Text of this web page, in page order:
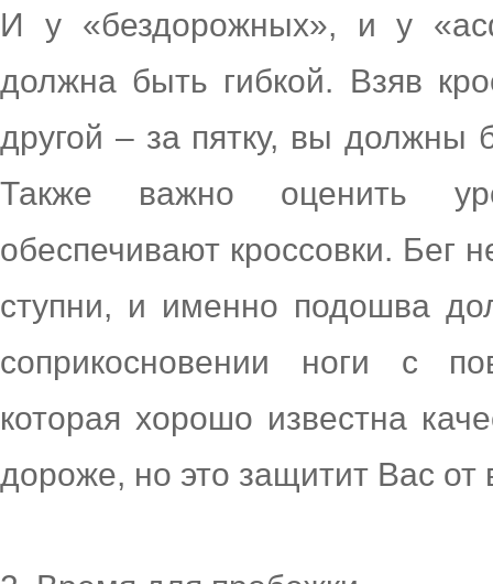
И у «бездорожных», и у
должна быть гибкой. Взяв
другой – за пятку, вы должны
Также важно оценить
обеспечивают кроссовки. Бег
ступни, и именно подошва
соприкосновении ноги с
которая хорошо известна
дороже, но это защитит Вас